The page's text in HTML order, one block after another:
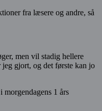
fra læsere og andre, så
men vil stadig hellere
jeg gjort, og det første kan jo
morgendagens 1 års